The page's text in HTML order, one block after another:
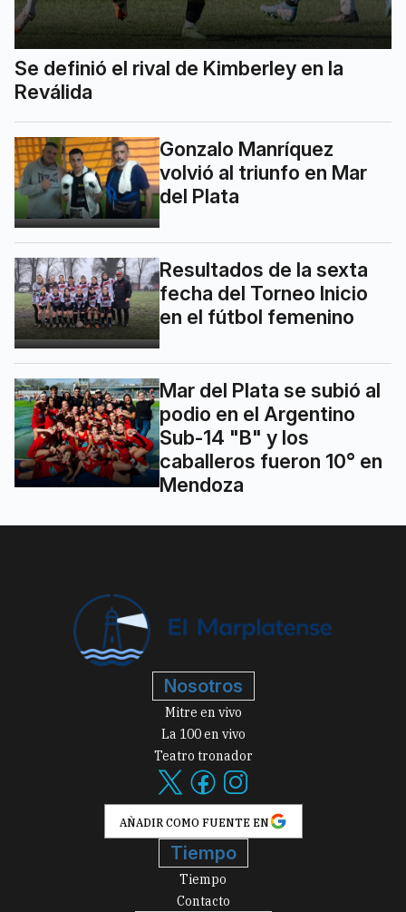
Se definió el rival de Kimberley en la
Reválida
Gonzalo Manríquez
volvió al triunfo en Mar
del Plata
Resultados de la sexta
fecha del Torneo Inicio
en el fútbol femenino
Mar del Plata se subió al
podio en el Argentino
Sub-14 "B" y los
caballeros fueron 10° en
Mendoza
Nosotros
Mitre en vivo
La 100 en vivo
Teatro tronador
AÑADIR COMO FUENTE EN
Tiempo
Tiempo
Contacto